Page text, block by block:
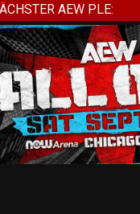
AEW PLE: